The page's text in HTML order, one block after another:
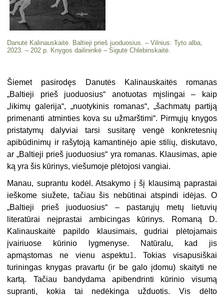
Danutė Kalinauskaitė. Baltieji prieš juoduosius. – Vilnius: Tyto alba,
2023. – 202 p. Knygos dailininkė – Sigutė Chlebinskaitė.
Šiemet pasirodęs Danutės Kalinauskaitės romanas
„Baltieji prieš juoduosius“ anotuotas mįslingai – kaip
„likimų galerija“, „nuotykinis romanas“, „šachmatų partiją
primenanti atminties kova su užmarštimi“. Pirmųjų knygos
pristatymų dalyviai tarsi susitarę vengė konkretesnių
apibūdinimų ir rašytoją kamantinėjo apie stilių, diskutavo,
ar „Baltieji prieš juoduosius“ yra romanas. Klausimas, apie
ką yra šis kūrinys, viešumoje plėtojosi vangiai.
Manau, suprantu kodėl. Atsakymo į šį klausimą paprastai
ieškome siužete, tačiau šis nebūtinai atspindi idėjas. O
„Baltieji prieš juoduosius“ – pastarųjų metų lietuvių
literatūrai neįprastai ambicingas kūrinys. Romaną D.
Kalinauskaitė papildo klausimais, gudriai plėtojamais
įvairiuose kūrinio lygmenyse. Natūralu, kad jis
apmąstomas ne vienu aspektu1. Tokias visapusiškai
turiningas knygas pravartu (ir be galo įdomu) skaityti ne
kartą. Tačiau bandydama apibendrinti kūrinio visumą
supranti, kokia tai nedėkinga užduotis. Vis dėlto